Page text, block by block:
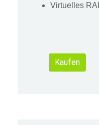
Virtuelles
Kaufen